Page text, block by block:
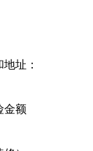
址：
额
险